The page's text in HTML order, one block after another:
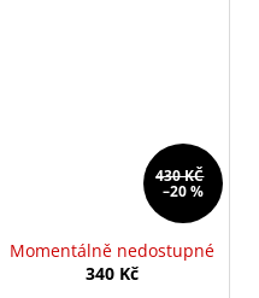
430 KČ
–20 %
Momentálně nedostupné
340 Kč